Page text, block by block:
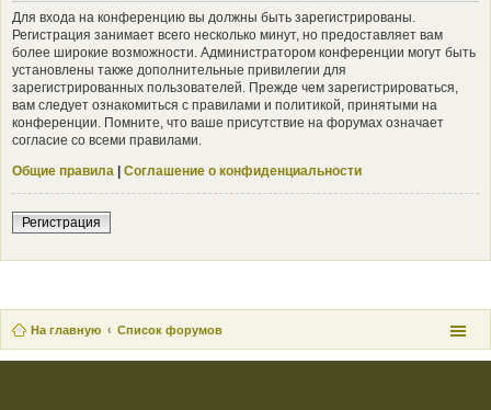
Для входа на конференцию вы должны быть зарегистрированы.
Регистрация занимает всего несколько минут, но предоставляет вам
более широкие возможности. Администратором конференции могут быть
установлены также дополнительные привилегии для
зарегистрированных пользователей. Прежде чем зарегистрироваться,
вам следует ознакомиться с правилами и политикой, принятыми на
конференции. Помните, что ваше присутствие на форумах означает
согласие со всеми правилами.
Общие правила | Соглашение о конфиденциальности
Регистрация
На главную Список форумов